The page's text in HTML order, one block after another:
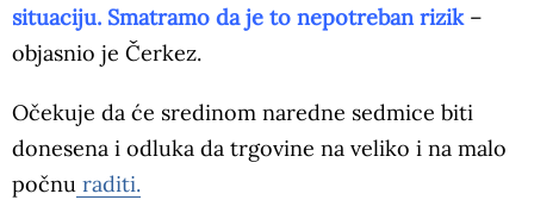
situaciju. Smatramo da je to nepotreban rizik–
objasnio je Čerkez.
Očekuje da će sredinom naredne sedmice biti
donesena i odluka da trgovine na veliko i na malo
počnu raditi.